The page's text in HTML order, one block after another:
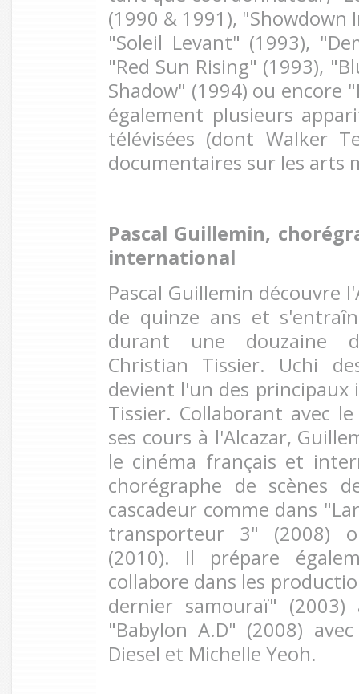
(1990 & 1991), "Showdown
"Soleil Levant" (1993),
"Red Sun Rising" (1993),
Shadow" (1994) ou encore
également plusieurs
télévisées (dont Walker
documentaires sur les arts
Pascal Guillemin,
international
Pascal Guillemin découvre
de quinze ans et
durant une douzaine
Christian Tissier. Uchi
devient l'un des principaux
Tissier. Collaborant avec
ses cours à l'Alcazar,
le cinéma français et
chorégraphe de scènes
cascadeur comme dans
transporteur 3" (2008)
(2010). Il prépare
collabore dans les
dernier samouraï"
"Babylon A.D" (2008)
Diesel et Michelle Yeoh.